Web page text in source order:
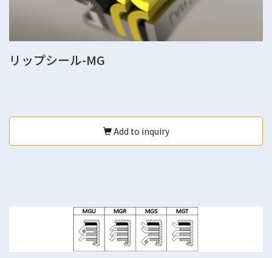
リップシール-MG
Add to inquiry